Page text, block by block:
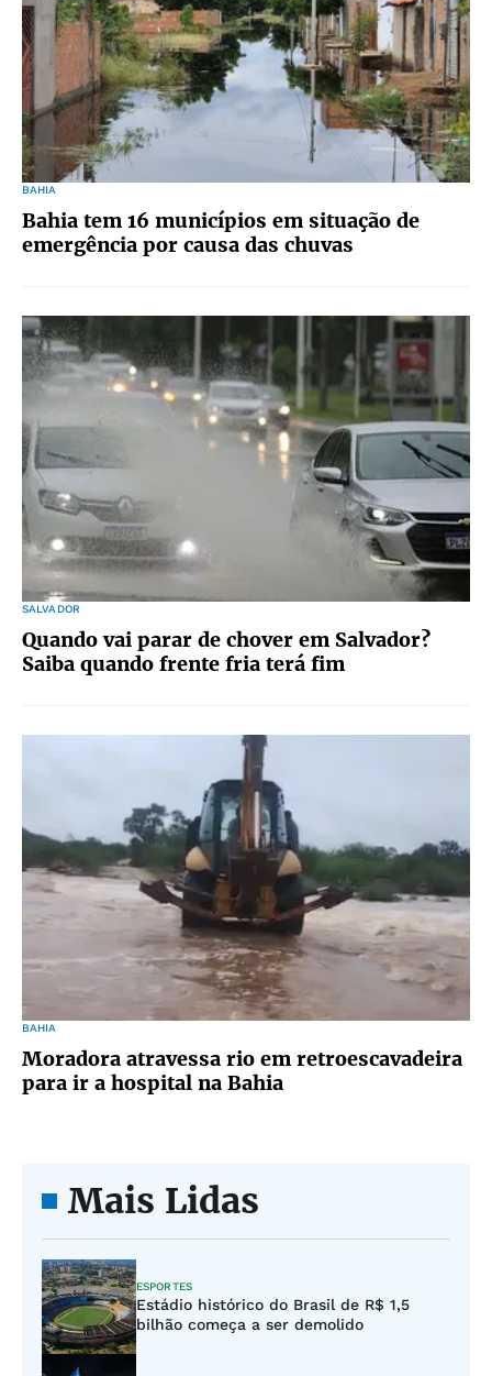
BAHIA
Bahia tem 16 municípios em situação de
emergência por causa das chuvas
SALVADOR
Quando vai parar de chover em Salvador?
Saiba quando frente fria terá fim
BAHIA
Moradora atravessa rio em retroescavadeira
para ir a hospital na Bahia
Mais Lidas
ESPORTES
Estádio histórico do Brasil de R$ 1,5
bilhão começa a ser demolido